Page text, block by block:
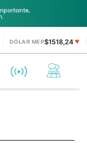
DÓLAR MEP$1518,24▼